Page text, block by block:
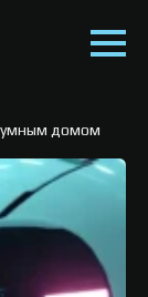
умным домом